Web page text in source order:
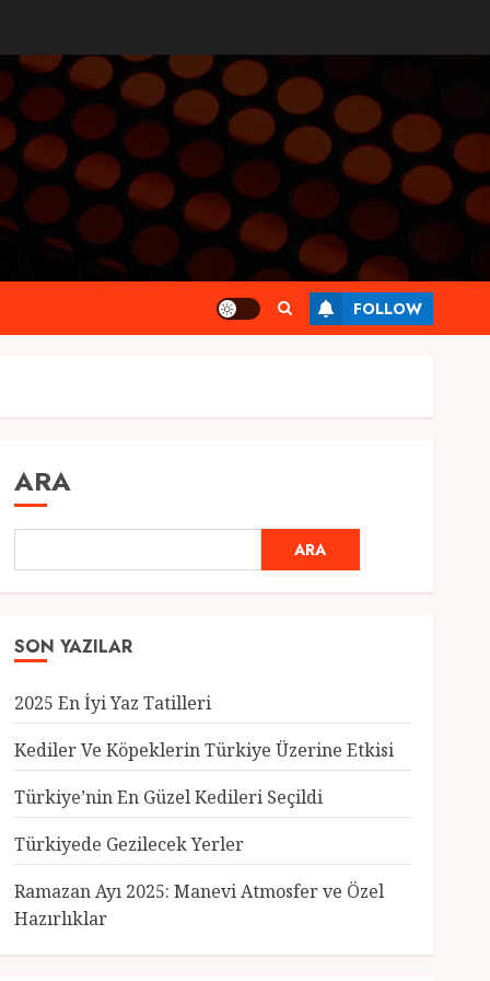
FOLLOW
ARA
ARA
SON YAZILAR
2025 En İyi Yaz Tatilleri
Kediler Ve Köpeklerin Türkiye Üzerine Etkisi
Türkiye’nin En Güzel Kedileri Seçildi
Türkiyede Gezilecek Yerler
Ramazan Ayı 2025: Manevi Atmosfer ve Özel
Hazırlıklar
3
Genel
Türkiye’nin En Güzel
Kedileri Seçildi